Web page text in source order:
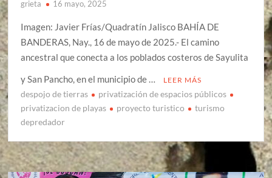
grieta 16 mayo, 2025
Imagen: Javier Frías/Quadratín Jalisco BAHÍA DE
BANDERAS, Nay., 16 de mayo de 2025.- El camino
ancestral que conecta a los poblados costeros de Sayulita
y San Pancho, en el municipio de …
LEER MÁS
despojo de tierras
privatización de espacios públicos
privatizacion de playas
proyecto turistico
turismo
depredador